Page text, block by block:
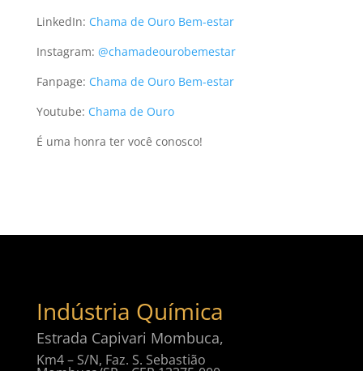
LinkedIn: Chama de Ouro Bem-estar
Instagram: @chamadeourobemestar
Fanpage: Chama de Ouro Bem-estar
Youtube: Chama de Ouro
É uma honra ter você conosco!
Indústria Química
Estrada Capivari Mombuca,
Km4 – S/N, Faz. S. Sebastião